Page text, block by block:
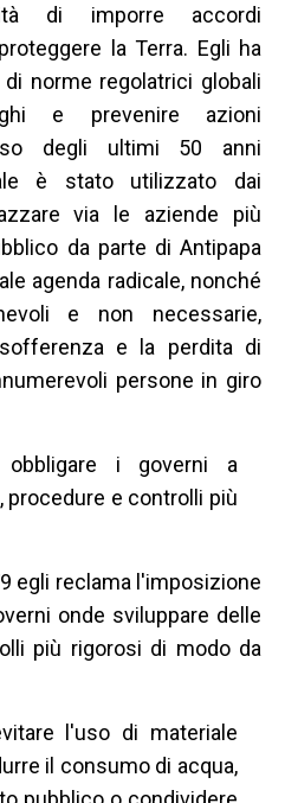
di imporre accordi
la Terra. Egli ha
norme regolatrici globali
e prevenire azioni
degli ultimi 50 anni
è stato utilizzato dai
via le aziende più
da parte di Antipapa
agenda radicale, nonché
e non necessarie,
e la perdita di
persone in giro
i governi a
procedure e controlli più
egli reclama l'imposizione
onde sviluppare delle
più rigorosi di modo da
l'uso di materiale
il consumo di acqua,